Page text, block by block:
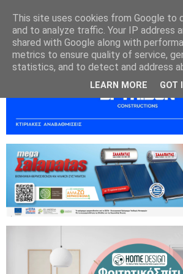
This site uses cookies from Google to
and to analyze traffic. Your IP address
shared with Google along with
metrics to ensure quality of service,
statistics, and to detect and address
LEARN MORE GOT